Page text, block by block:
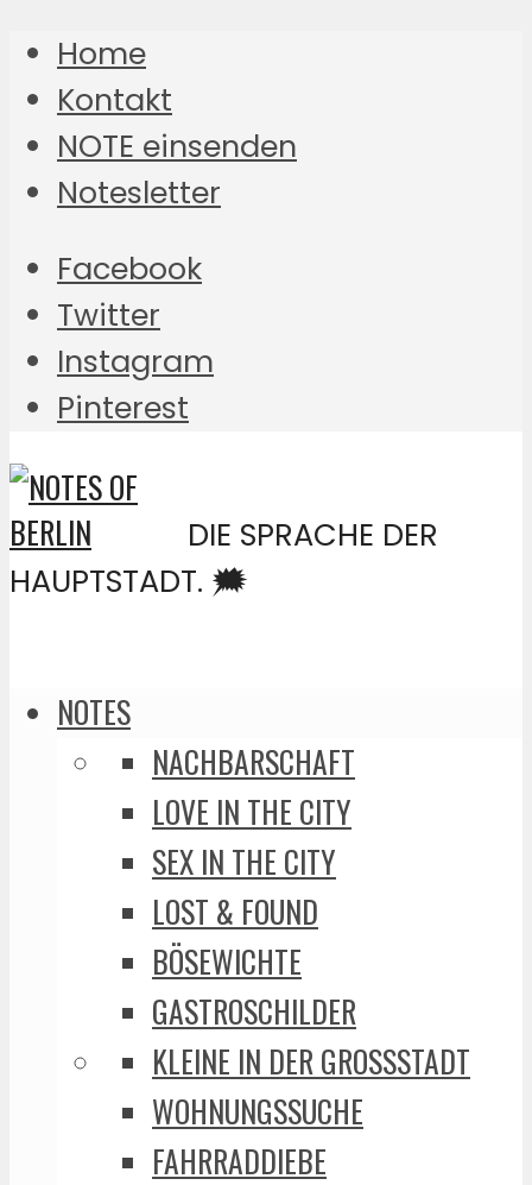
Home
Kontakt
NOTE einsenden
Notesletter
Facebook
Twitter
Instagram
Pinterest
DIE SPRACHE DER
HAUPTSTADT. 🗯️
NOTES
NACHBARSCHAFT
LOVE IN THE CITY
SEX IN THE CITY
LOST & FOUND
BÖSEWICHTE
GASTROSCHILDER
KLEINE IN DER GROSSSTADT
WOHNUNGSSUCHE
FAHRRADDIEBE